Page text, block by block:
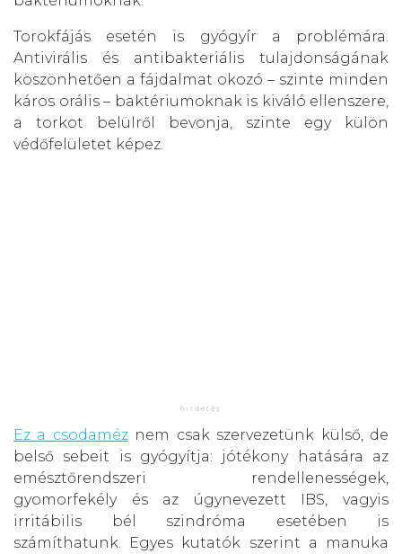
Torokfájás esetén is gyógyír a problémára.
Antivirális és antibakteriális tulajdonságának
köszönhetően a fájdalmat okozó – szinte minden
káros orális – baktériumoknak is kiváló ellenszere,
a torkot belülről bevonja, szinte egy külön
védőfelületet képez.
Ez a csodaméznem csak szervezetünk külső, de
belső sebeit is gyógyítja: jótékony hatására az
emésztőrendszeri rendellenességek,
gyomorfekély és az úgynevezett IBS, vagyis
irritábilis bél szindróma esetében is
számíthatunk. Egyes kutatók szerint a manuka